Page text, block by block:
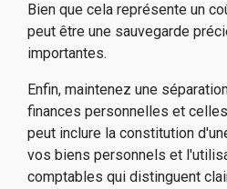
Bien que cela représente un
peut être une sauvegarde
importantes.
Enfin, maintenez une
finances personnelles et
peut inclure la constitution
vos biens personnels et
comptables qui distinguent